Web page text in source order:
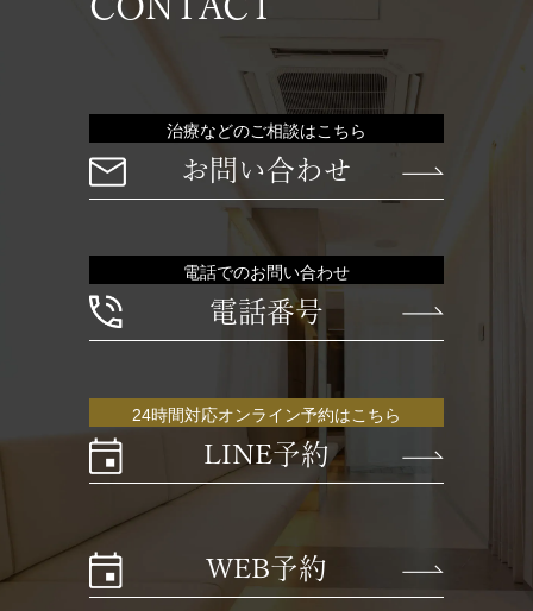
CONTACT
治療などのご相談はこちら
お問い合わせ
電話でのお問い合わせ
電話番号
24時間対応オンライン予約はこちら
LINE予約
WEB予約